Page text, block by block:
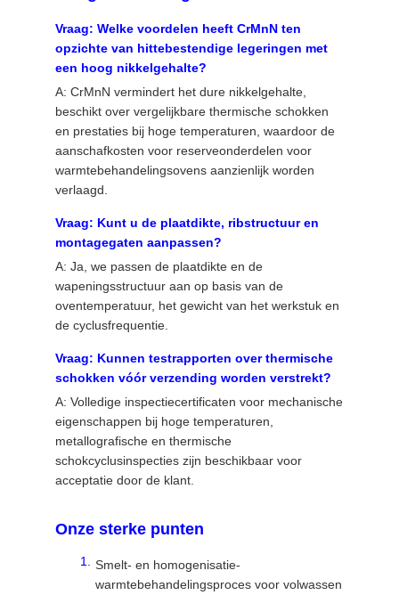
Vraag: Welke voordelen heeft CrMnN ten
opzichte van hittebestendige legeringen met
een hoog nikkelgehalte?
A: CrMnN vermindert het dure nikkelgehalte,
beschikt over vergelijkbare thermische schokken
en prestaties bij hoge temperaturen, waardoor de
aanschafkosten voor reserveonderdelen voor
warmtebehandelingsovens aanzienlijk worden
verlaagd.
Vraag: Kunt u de plaatdikte, ribstructuur en
montagegaten aanpassen?
A: Ja, we passen de plaatdikte en de
wapeningsstructuur aan op basis van de
oventemperatuur, het gewicht van het werkstuk en
de cyclusfrequentie.
Vraag: Kunnen testrapporten over thermische
schokken vóór verzending worden verstrekt?
A: Volledige inspectiecertificaten voor mechanische
eigenschappen bij hoge temperaturen,
metallografische en thermische
schokcyclusinspecties zijn beschikbaar voor
acceptatie door de klant.
Onze sterke punten
Smelt- en homogenisatie-
warmtebehandelingsproces voor volwassen